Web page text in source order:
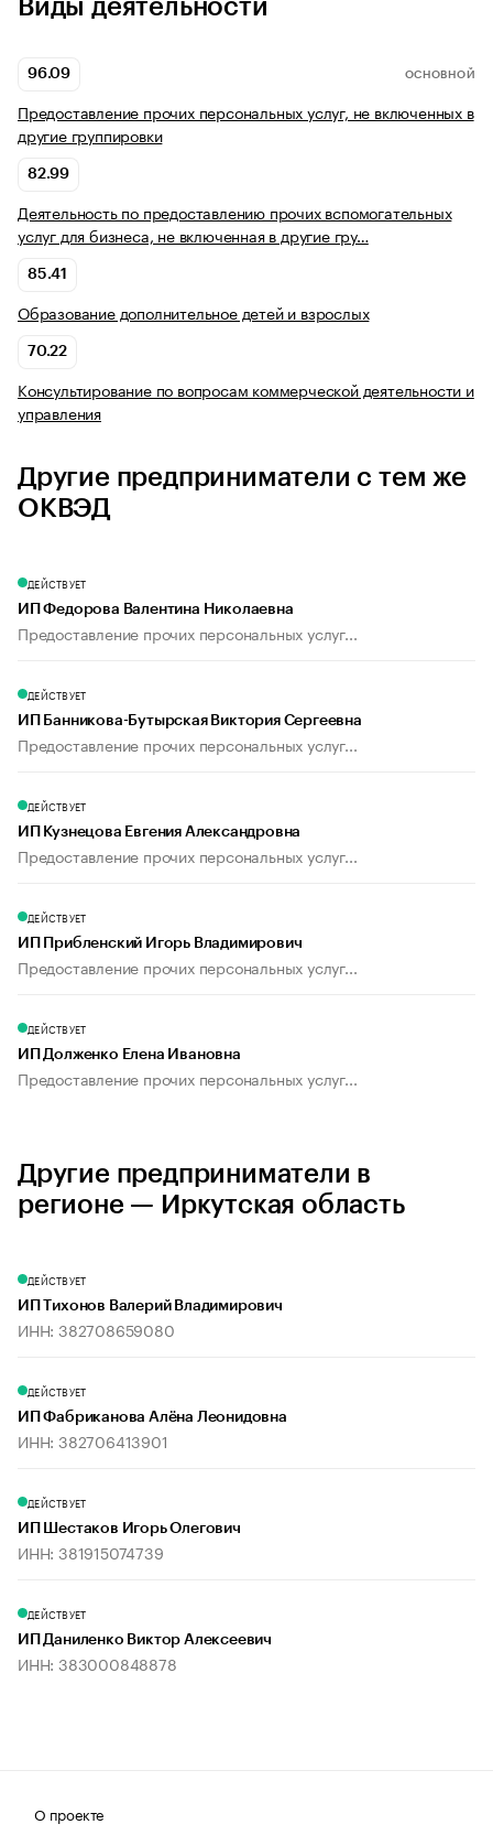
Виды деятельности
96.09 ОСНОВНОЙ
Предоставление прочих персональных услуг, не включенных в
другие группировки
82.99
Деятельность по предоставлению прочих вспомогательных
услуг для бизнеса, не включенная в другие гру…
85.41
Образование дополнительное детей и взрослых
70.22
Консультирование по вопросам коммерческой деятельности и
управления
Другие предприниматели с тем же
ОКВЭД
ДЕЙСТВУЕТ
ИП Федорова Валентина Николаевна
Предоставление прочих персональных услуг...
ДЕЙСТВУЕТ
ИП Банникова-Бутырская Виктория Сергеевна
Предоставление прочих персональных услуг...
ДЕЙСТВУЕТ
ИП Кузнецова Евгения Александровна
Предоставление прочих персональных услуг...
ДЕЙСТВУЕТ
ИП Прибленский Игорь Владимирович
Предоставление прочих персональных услуг...
ДЕЙСТВУЕТ
ИП Долженко Елена Ивановна
Предоставление прочих персональных услуг...
Другие предприниматели в
регионе — Иркутская область
ДЕЙСТВУЕТ
ИП Тихонов Валерий Владимирович
ИНН: 382708659080
ДЕЙСТВУЕТ
ИП Фабриканова Алёна Леонидовна
ИНН: 382706413901
ДЕЙСТВУЕТ
ИП Шестаков Игорь Олегович
ИНН: 381915074739
ДЕЙСТВУЕТ
ИП Даниленко Виктор Алексеевич
ИНН: 383000848878
О проекте